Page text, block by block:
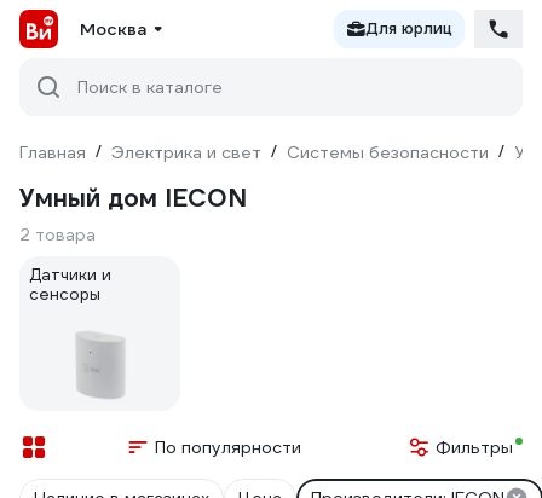
Москва Для юрлиц
Поиск в каталоге
Главная / Электрика и свет / Системы безопасности /
Умный дом IECON
2 товара
Датчики и
сенсоры
По популярности Фильтры